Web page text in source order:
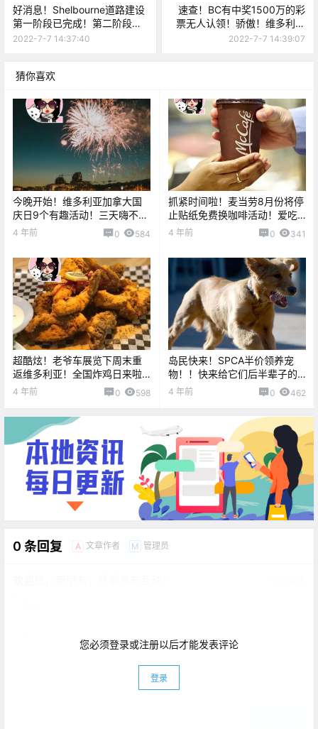
好消息！Shelbourne道路建设
第一阶段已完成！第二阶段目
标：维多利亚大学自行车道改
2022-7-7 14:37:40
速查！BC有中奖1500万的彩
票无人认领！骄傲！维多利亚
上榜“2022加拿大最佳小城
2022-7-7 14:39:07
猜你喜欢
今晚开始！维多利亚加拿大国
庆日9个有趣活动！三天嗨不
停！
4 年前 0 584
抓紧时间啦！麦当劳8月份将停
止贴纸免费换咖啡活动！爱吃
Pizza的有福啦，本周Domino's
4 年前 0 341
超酷炫！老爷车展览下周末重
返维多利亚！全国炸鸡日来啦
～快看看岛上哪家炸鸡最好
4 年前 0 598
岛民快来！SPCA半价领养宠
物！！快来给它们后半辈子的
幸福吧！！
4 年前 0 462
0 条回复 A 文章作者 M 管理员
您必须登录或注册以后才能发表评论
登录